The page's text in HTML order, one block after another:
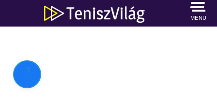
MENU
